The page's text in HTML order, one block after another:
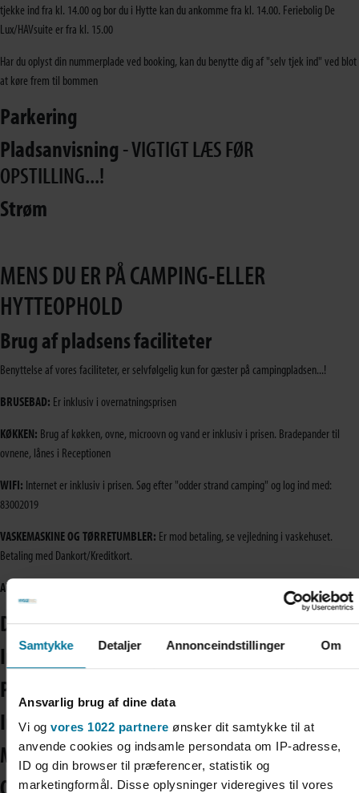
Samtykke Detaljer Annonceindstillinger Om
Ansvarlig brug af dine data
Vi og vores 1022 partnere ønsker dit samtykke til at
anvende cookies og indsamle persondata om IP-adresse,
ID og din browser til præferencer, statistik og
marketingformål. Disse oplysninger videregives til vores
tjekke ind fra kl. 14.00 og bor du i Hytte kan du ankomme fra kl. 14.00. Feriebolig De
Lux/HAVsuite er fra kl. 15.00
Har du oplyst din nummerplade ved booking, kan du benytte dig af "selv tjek ind" ved blot
at køre frem til bommen
Parkering
Pladsanvisning - VIGTIGT LÆS FØR
OPSTILLING...!
Strøm
MENS DU ER PÅ CAMPING-ELLER
HYTTEOPHOLD
Brug af pladsens faciliteter
Benyttelse af vores faciliteter, er selvfølgelig kun for gæster på campingpladsen...!
BRUSEBAD: Er inklusiv i overnatningsprisen
KØKKEN: Brug af køkken, ovne, microovn og vand er inklusiv i prisen. Bradepander til
ovnene, lånes i Receptionen
WIFI: Internet er inklusiv i prisen. Søg efter "odder strand camping" og log ind med:
83002019
VASKEMASKINE OG TØRRETUMBLER: Er mod betaling, se vejledning i vaskehuset.
Betaling med Dankort/Kreditkort.
AUTOCAMPER FACILITET / BILVASK:
Forefindes ved enden af facilitetsbygningen.
Dagsgæster / Overnattende gæster
Indkøbsmuligheder
Parkering
Internet
Mad og drikke
Ordensregler